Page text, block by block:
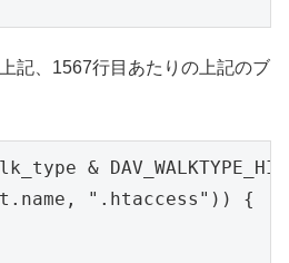
記、1567行目あたりの上記のブ
&
".htaccess")) {